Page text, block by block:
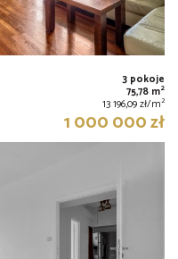
3 pokoje
75,78 m2
13 196,09 zł/m2
1 000 000 zł